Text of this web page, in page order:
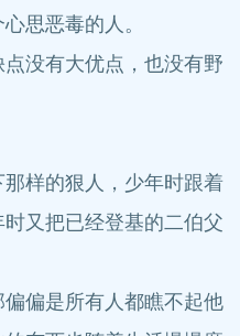
思恶毒的人。
没有大优点，也没有野
样的狠人，少年时跟着
又把已经登基的二伯父
偏是所有人都瞧不起他